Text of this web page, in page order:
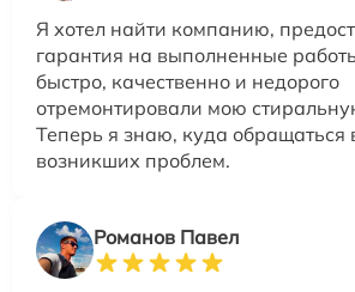
Я хотел найти компанию,
гарантия на выполненные
быстро, качественно и недорого
отремонтировали мою
Теперь я знаю, куда обращаться
возникших проблем.
Романов Павел